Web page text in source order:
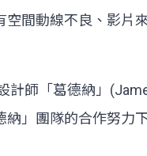
間動線不良、影片
師「葛德納」
」團隊的合作努力